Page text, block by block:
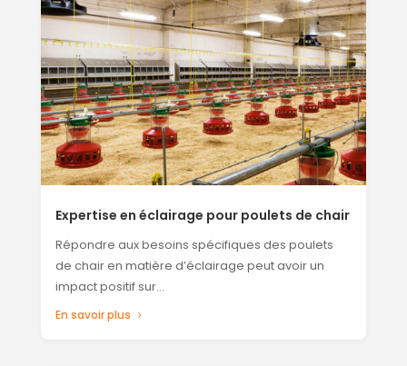
Expertise en éclairage pour poulets de chair
Répondre aux besoins spécifiques des poulets
de chair en matière d’éclairage peut avoir un
impact positif sur…
En savoir plus